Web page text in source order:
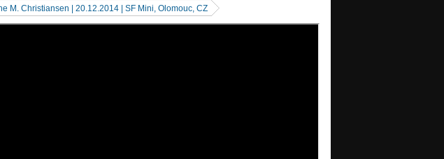
M. Christiansen | 20.12.2014 | SF Mini, Olomouc, CZ